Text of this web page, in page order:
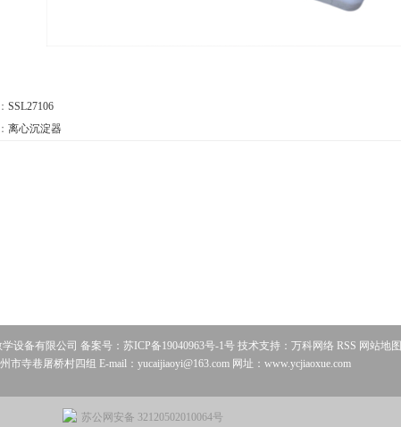
SSL27106
离心沉淀器
设备有限公司 备案号： 苏ICP备19040963号-1号技术支持： 万科网络 RSS 网站地图
市寺巷屠桥村四组 E-mail：yucaijiaoyi@163.com 网址：www.ycjiaoxue.com
苏公网安备 32120502010064号